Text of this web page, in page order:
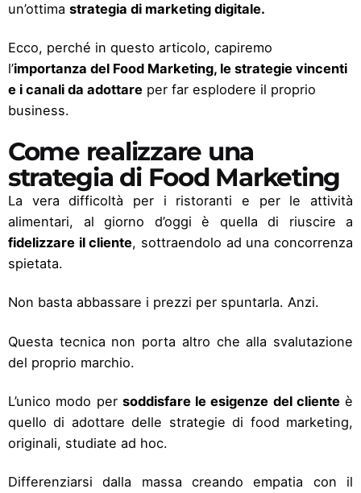
un’ottima strategia di marketing digitale.
Ecco, perché in questo articolo, capiremo
l’importanza del Food Marketing, le strategie vincenti
e i canali da adottare per far esplodere il proprio
business.
Come realizzare una
strategia di Food Marketing
La vera difficoltà per i ristoranti e per le attività
alimentari, al giorno d’oggi è quella di riuscire a
fidelizzare il cliente, sottraendolo ad una concorrenza
spietata.
Non basta abbassare i prezzi per spuntarla. Anzi.
Questa tecnica non porta altro che alla svalutazione
del proprio marchio.
L’unico modo per soddisfare le esigenze del clienteè
quello di adottare delle strategie di food marketing,
originali, studiate ad hoc.
Differenziarsi dalla massa creando empatia con il